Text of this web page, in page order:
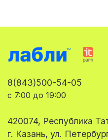
8(843)500-54-05
с 7:00 до 19:00
420074, Республика
г. Казань, ул.